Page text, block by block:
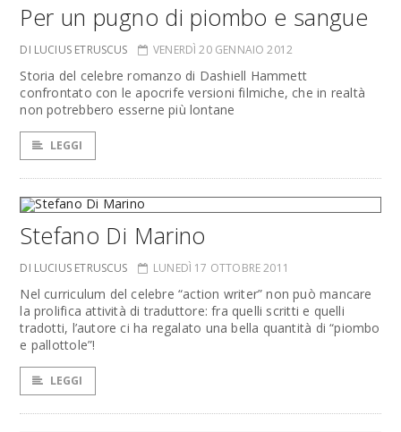
Per un pugno di piombo e sangue
DI LUCIUS ETRUSCUS VENERDÌ 20 GENNAIO 2012
Storia del celebre romanzo di Dashiell Hammett
confrontato con le apocrife versioni filmiche, che in realtà
non potrebbero esserne più lontane
LEGGI
Stefano Di Marino
DI LUCIUS ETRUSCUS LUNEDÌ 17 OTTOBRE 2011
Nel curriculum del celebre “action writer” non può mancare
la prolifica attività di traduttore: fra quelli scritti e quelli
tradotti, l’autore ci ha regalato una bella quantità di “piombo
e pallottole”!
LEGGI